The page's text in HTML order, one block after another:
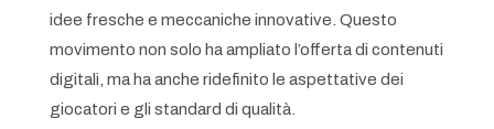
idee fresche e meccaniche innovative. Questo
movimento non solo ha ampliato l’offerta di contenuti
digitali, ma ha anche ridefinito le aspettative dei
giocatori e gli standard di qualità.